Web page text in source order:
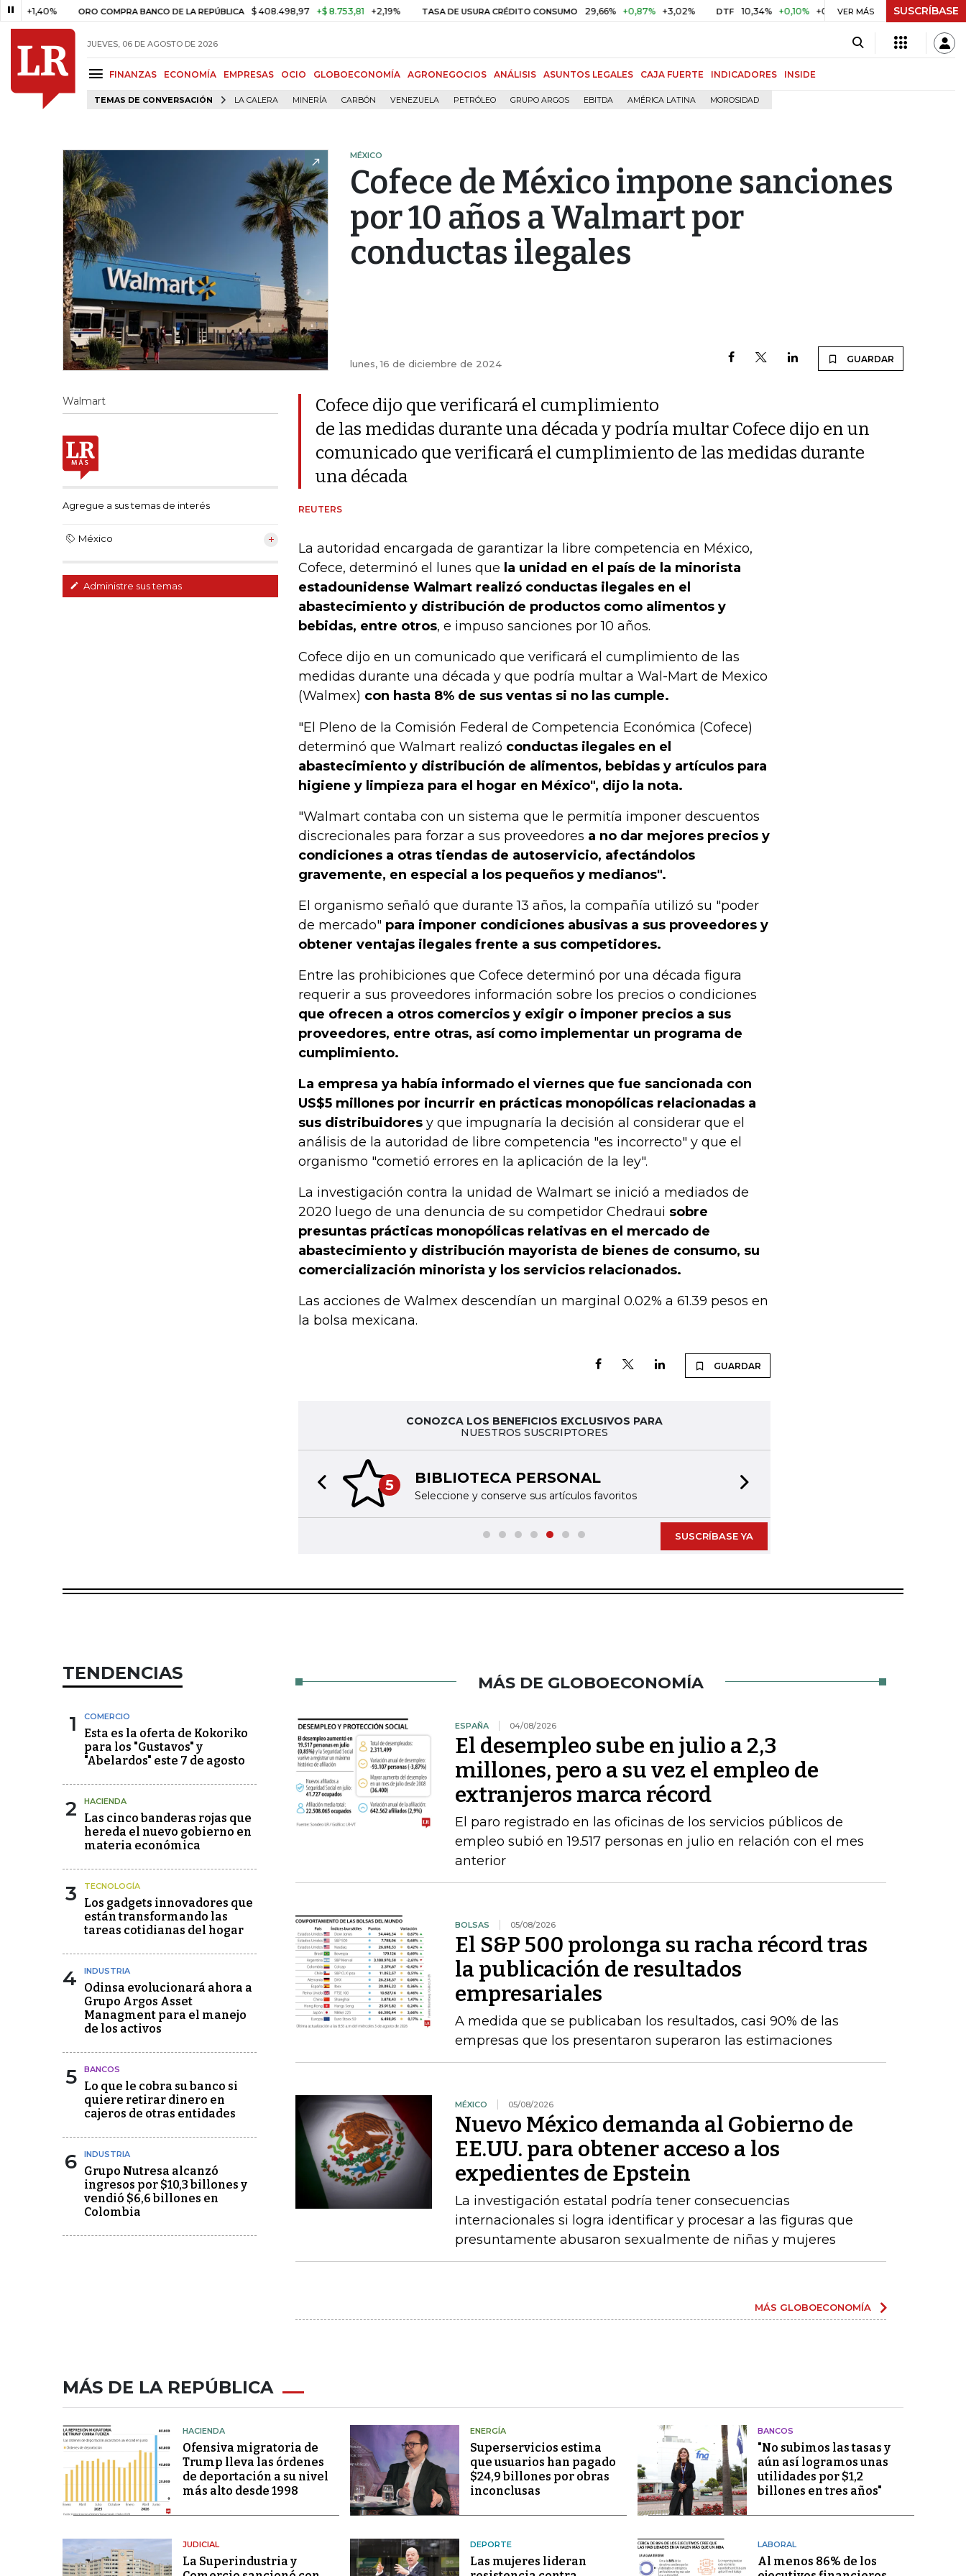
ORO COMPRA BANCO DE LA REPÚBLICA $ 408.498,97 +$ 8.753,81 +2,19% TASA DE USURA CRÉDITO CONSUMO 29,66% +0,87% +3,02% DTF 10,34% +0,10% +0,98% UVR $ 416,91 +$ 0,05 +0,01%
VER MÁS SUSCRÍBASE
JUEVES, 06 DE AGOSTO DE 2026
FINANZAS ECONOMÍA EMPRESAS OCIO GLOBOECONOMÍA AGRONEGOCIOS ANÁLISIS ASUNTOS LEGALES CAJA FUERTE INDICADORES INSIDE
TEMAS DE CONVERSACIÓN LA CALERA MINERÍA CARBÓN VENEZUELA PETRÓLEO GRUPO ARGOS EBITDA AMÉRICA LATINA MOROSIDAD
MÉXICO
Cofece de México impone sanciones
por 10 años a Walmart por
conductas ilegales
lunes, 16 de diciembre de 2024 GUARDAR
Walmart
Agregue a sus temas de interés
México
Administre sus temas
Cofece dijo que verificará el cumplimiento
de las medidas durante una década y podría multar Cofece dijo en un
comunicado que verificará el cumplimiento de las medidas durante
una década
REUTERS
La autoridad encargada de garantizar la libre competencia en México,
Cofece, determinó el lunes que la unidad en el país de la minorista
estadounidense Walmart realizó conductas ilegales en el
abastecimiento y distribución de productos como alimentos y
bebidas, entre otros, e impuso sanciones por 10 años.
Cofece dijo en un comunicado que verificará el cumplimiento de las
medidas durante una década y que podría multar a Wal-Mart de Mexico
(Walmex) con hasta 8% de sus ventas si no las cumple.
"El Pleno de la Comisión Federal de Competencia Económica (Cofece)
determinó que Walmart realizó conductas ilegales en el
abastecimiento y distribución de alimentos, bebidas y artículos para
higiene y limpieza para el hogar en México", dijo la nota.
"Walmart contaba con un sistema que le permitía imponer descuentos
discrecionales para forzar a sus proveedores a no dar mejores precios y
condiciones a otras tiendas de autoservicio, afectándolos
gravemente, en especial a los pequeños y medianos".
El organismo señaló que durante 13 años, la compañía utilizó su "poder
de mercado" para imponer condiciones abusivas a sus proveedores y
obtener ventajas ilegales frente a sus competidores.
Entre las prohibiciones que Cofece determinó por una década figura
requerir a sus proveedores información sobre los precios o condiciones
que ofrecen a otros comercios y exigir o imponer precios a sus
proveedores, entre otras, así como implementar un programa de
cumplimiento.
La empresa ya había informado el viernes que fue sancionada con
US$5 millones por incurrir en prácticas monopólicas relacionadas a
sus distribuidores y que impugnaría la decisión al considerar que el
análisis de la autoridad de libre competencia "es incorrecto" y que el
organismo "cometió errores en la aplicación de la ley".
La investigación contra la unidad de Walmart se inició a mediados de
2020 luego de una denuncia de su competidor Chedraui sobre
presuntas prácticas monopólicas relativas en el mercado de
abastecimiento y distribución mayorista de bienes de consumo, su
comercialización minorista y los servicios relacionados.
Las acciones de Walmex descendían un marginal 0.02% a 61.39 pesos en
la bolsa mexicana.
GUARDAR
CONOZCA LOS BENEFICIOS EXCLUSIVOS PARA
NUESTROS SUSCRIPTORES
5 BIBLIOTECA PERSONAL
Seleccione y conserve sus artículos favoritos
Previous slide
SUSCRÍBASE YA
TENDENCIAS
1 COMERCIO
Esta es la oferta de Kokoriko
para los "Gustavos" y
"Abelardos" este 7 de agosto
2 HACIENDA
Las cinco banderas rojas que
hereda el nuevo gobierno en
materia económica
3 TECNOLOGÍA
Los gadgets innovadores que
están transformando las
tareas cotidianas del hogar
4 INDUSTRIA
Odinsa evolucionará ahora a
Grupo Argos Asset
Managment para el manejo
de los activos
5 BANCOS
Lo que le cobra su banco si
quiere retirar dinero en
cajeros de otras entidades
6 INDUSTRIA
Grupo Nutresa alcanzó
ingresos por $10,3 billones y
vendió $6,6 billones en
Colombia
MÁS DE GLOBOECONOMÍA
ESPAÑA 04/08/2026
El desempleo sube en julio a 2,3
millones, pero a su vez el empleo de
extranjeros marca récord
El paro registrado en las oficinas de los servicios públicos de
empleo subió en 19.517 personas en julio en relación con el mes
anterior
BOLSAS 05/08/2026
El S&P 500 prolonga su racha récord tras
la publicación de resultados
empresariales
A medida que se publicaban los resultados, casi 90% de las
empresas que los presentaron superaron las estimaciones
MÉXICO 05/08/2026
Nuevo México demanda al Gobierno de
EE.UU. para obtener acceso a los
expedientes de Epstein
La investigación estatal podría tener consecuencias
internacionales si logra identificar y procesar a las figuras que
presuntamente abusaron sexualmente de niñas y mujeres
MÁS GLOBOECONOMÍA
MÁS DE LA REPÚBLICA
HACIENDA
Ofensiva migratoria de
Trump lleva las órdenes
de deportación a su nivel
más alto desde 1998
ENERGÍA
Superservicios estima
que usuarios han pagado
$24,9 billones por obras
inconclusas
BANCOS
"No subimos las tasas y
aún así logramos unas
utilidades por $1,2
billones en tres años"
JUDICIAL
La Superindustria y
DEPORTE
Las mujeres lideran
LABORAL
Al menos 86% de los